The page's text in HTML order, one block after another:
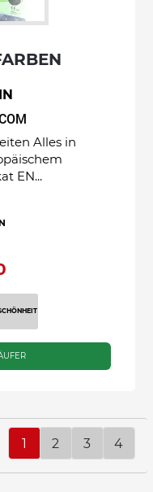
Alles in
EN...
1 2 3 4